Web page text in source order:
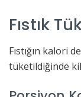
Fıstık
Fıstığın kalori
tüketildiğinde